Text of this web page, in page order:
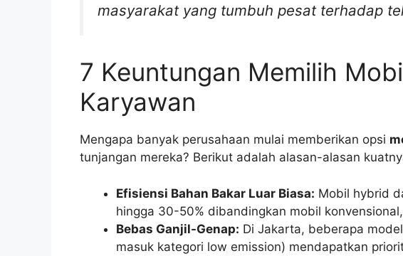
masyarakat yang tumbuh pesat terhadap
7 Keuntungan Memilih
Karyawan
Mengapa banyak perusahaan mulai memberikan opsi
tunjangan mereka? Berikut adalah alasan-alasan
Efisiensi Bahan Bakar Luar Biasa: Mobil hybrid
hingga 30-50% dibandingkan mobil
Bebas Ganjil-Genap: Di Jakarta, beberapa
masuk kategori low emission) mendapatkan